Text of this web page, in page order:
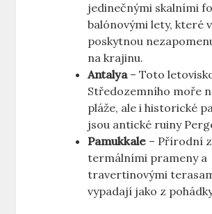
jedinečnými skalními
balónovými lety, které
poskytnou
na krajinu.
Antalya– Toto
Středozemního moře
pláže, ale i historické
jsou antické ruiny
Pamukkale – Přírodní
termálními prameny a
travertinovými
vypadají jako z